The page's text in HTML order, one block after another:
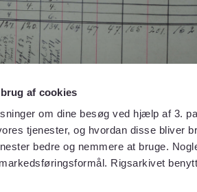
af cookies
om dine besøg ved hjælp af 3.
tjenester, og hvordan disse bliver
bedre og nemmere at bruge.
Rigsarkivet